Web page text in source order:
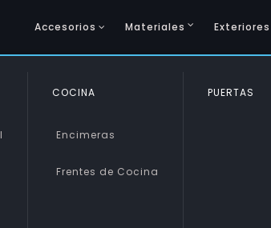
Accesorios Materiales
SINTÉTICOS
Metacrilato
Policarbonato
Exteriores
COCINA
Encimeras
Frentes de Cocina
PUERTAS